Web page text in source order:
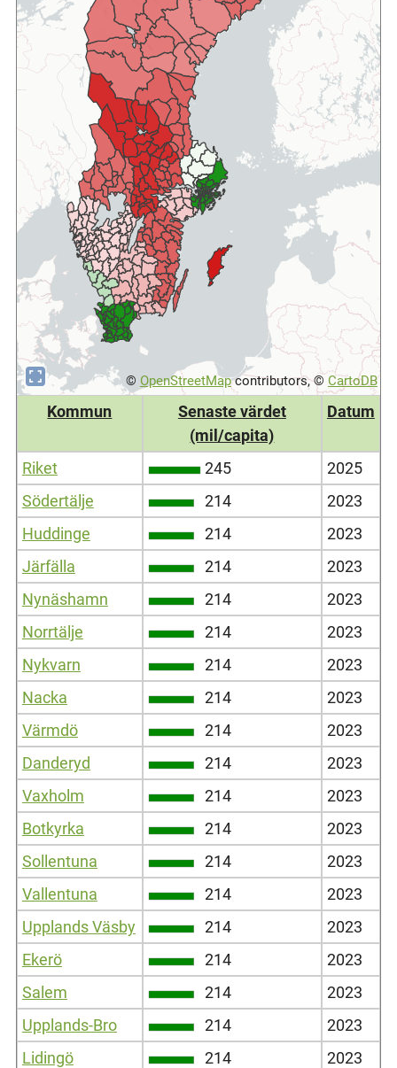
© OpenStreetMapcontributors, © CartoDB
Kommun
Senaste värdet
(mil/capita)
Datum
Riket 245
2025
Södertälje
214
2023
Huddinge
214
2023
Järfälla
214
2023
Nynäshamn
214
2023
Norrtälje
214
2023
Nykvarn
214
2023
Nacka
214
2023
Värmdö
214
2023
Danderyd
214
2023
Vaxholm
214
2023
Botkyrka
214
2023
Sollentuna
214
2023
Vallentuna
214
2023
Upplands Väsby
214
2023
Ekerö
214
2023
Salem
214
2023
Upplands-Bro
214
2023
Lidingö
214
2023